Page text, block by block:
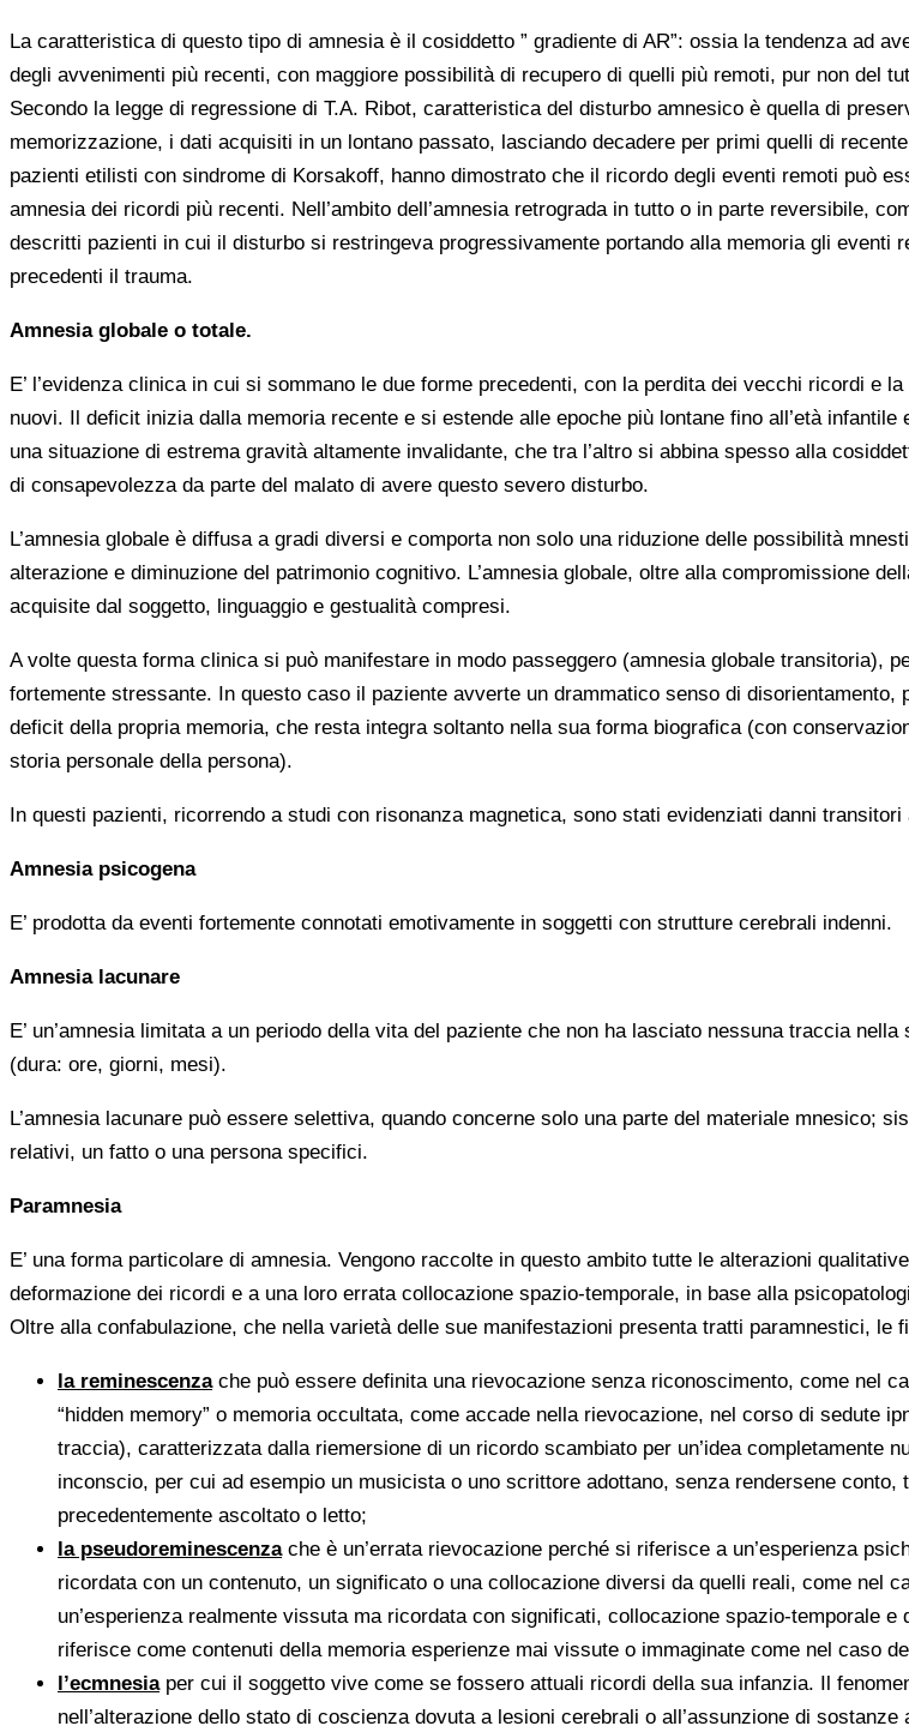
La caratteristica di questo tipo di amnesia è il cosiddetto ” gradiente di AR”: ossia la tendenza ad
degli avvenimenti più recenti, con maggiore possibilità di recupero di quelli più remoti, pur non del
Secondo la legge di regressione di T.A. Ribot, caratteristica del disturbo amnesico è quella di
memorizzazione, i dati acquisiti in un lontano passato, lasciando decadere per primi quelli di
pazienti etilisti con sindrome di Korsakoff, hanno dimostrato che il ricordo degli eventi remoti può
amnesia dei ricordi più recenti. Nell’ambito dell’amnesia retrograda in tutto o in parte reversibile,
descritti pazienti in cui il disturbo si restringeva progressivamente portando alla memoria gli eventi
precedenti il trauma.
Amnesia globale o totale.
E’ l’evidenza clinica in cui si sommano le due forme precedenti, con la perdita dei vecchi ricordi e
nuovi. Il deficit inizia dalla memoria recente e si estende alle epoche più lontane fino all’età
una situazione di estrema gravità altamente invalidante, che tra l’altro si abbina spesso alla
di consapevolezza da parte del malato di avere questo severo disturbo.
L’amnesia globale è diffusa a gradi diversi e comporta non solo una riduzione delle possibilità
alterazione e diminuzione del patrimonio cognitivo. L’amnesia globale, oltre alla compromissione
acquisite dal soggetto, linguaggio e gestualità compresi.
A volte questa forma clinica si può manifestare in modo passeggero (amnesia globale transitoria),
fortemente stressante. In questo caso il paziente avverte un drammatico senso di disorientamento,
deficit della propria memoria, che resta integra soltanto nella sua forma biografica (con
storia personale della persona).
In questi pazienti, ricorrendo a studi con risonanza magnetica, sono stati evidenziati danni transitori
Amnesia psicogena
E’ prodotta da eventi fortemente connotati emotivamente in soggetti con strutture cerebrali indenni.
Amnesia lacunare
E’ un’amnesia limitata a un periodo della vita del paziente che non ha lasciato nessuna traccia
(dura: ore, giorni, mesi).
L’amnesia lacunare può essere selettiva, quando concerne solo una parte del materiale mnesico;
relativi, un fatto o una persona specifici.
Paramnesia
E’ una forma particolare di amnesia. Vengono raccolte in questo ambito tutte le alterazioni
deformazione dei ricordi e a una loro errata collocazione spazio-temporale, in base alla
Oltre alla confabulazione, che nella varietà delle sue manifestazioni presenta tratti paramnestici, le
la reminescenzache può essere definita una rievocazione senza riconoscimento, come nel
“hidden memory” o memoria occultata, come accade nella rievocazione, nel corso di sedute
traccia), caratterizzata dalla riemersione di un ricordo scambiato per un’idea completamente
inconscio, per cui ad esempio un musicista o uno scrittore adottano, senza rendersene
precedentemente ascoltato o letto;
la pseudoreminescenzache è un’errata rievocazione perché si riferisce a un’esperienza
ricordata con un contenuto, un significato o una collocazione diversi da quelli reali, come nel
un’esperienza realmente vissuta ma ricordata con significati, collocazione spazio-temporale
riferisce come contenuti della memoria esperienze mai vissute o immaginate come nel caso
l’ecmnesiaper cui il soggetto vive come se fossero attuali ricordi della sua infanzia. Il
nell’alterazione dello stato di coscienza dovuta a lesioni cerebrali o all’assunzione di